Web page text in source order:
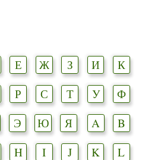
Е Ж З И
К
Р С Т У
Ф
Э Ю Я A
B
H I J K
L